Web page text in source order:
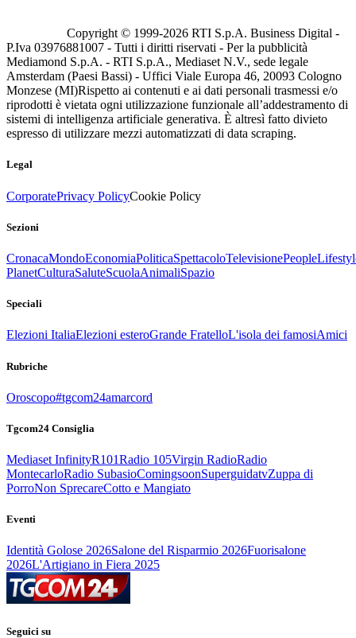
Copyright © 1999-2026 RTI S.p.A. Business Digital -
P.Iva 03976881007 - Tutti i diritti riservati - Per la pubblicità
Mediamond S.p.A. - RTI S.p.A., Mediaset N.V., sede legale
Amsterdam (Paesi Bassi) - Uffici Viale Europa 46, 20093 Cologno
Monzese (MI)Rispetto ai contenuti e ai dati personali trasmessi e/o
riprodotti è vietata ogni utilizzazione funzionale all’addestramento di
sistemi di intelligenza artificiale generativa. È altresì fatto divieto
espresso di utilizzare mezzi automatizzati di data scraping.
Legal
CorporatePrivacy PolicyCookie Policy
Sezioni
CronacaMondoEconomiaPoliticaSpettacoloTelevisionePeople
PlanetCulturaSaluteScuolaAnimaliSpazio
Speciali
Elezioni ItaliaElezioni esteroGrande FratelloL'isola dei famosiAmici
Rubriche
Oroscopo#tgcom24amarcord
Tgcom24 Consiglia
Mediaset InfinityR101Radio 105Virgin RadioRadio
MontecarloRadio SubasioComingsoonSuperguidatvZuppa di
PorroNon SprecareCotto e Mangiato
Eventi
Identità Golose 2026Salone del Risparmio 2026Fuorisalone
2026L'Artigiano in Fiera 2025
Seguici su